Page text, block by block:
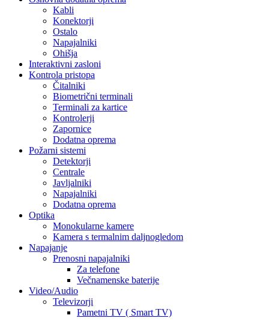
Kabli
Konektorji
Ostalo
Napajalniki
Ohišja
Interaktivni zasloni
Kontrola pristopa
Čitalniki
Biometrični terminali
Terminali za kartice
Kontrolerji
Zapornice
Dodatna oprema
Požarni sistemi
Detektorji
Centrale
Javljalniki
Napajalniki
Dodatna oprema
Optika
Monokularne kamere
Kamera s termalnim daljnogledom
Napajanje
Prenosni napajalniki
Za telefone
Večnamenske baterije
Video/Audio
Televizorji
Pametni TV ( Smart TV)